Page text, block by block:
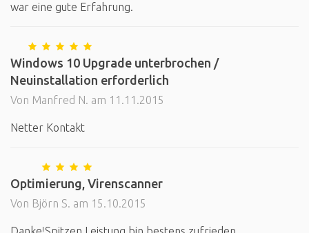
war eine gute Erfahrung.
Windows 10 Upgrade unterbrochen /
Neuinstallation erforderlich
Von Manfred N. am 11.11.2015
Netter Kontakt
Optimierung, Virenscanner
Von Björn S. am 15.10.2015